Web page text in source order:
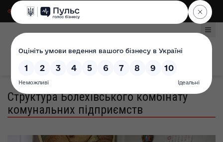
Для слабозорих|
Структура Болехівського комбінату
комунальних підприємств